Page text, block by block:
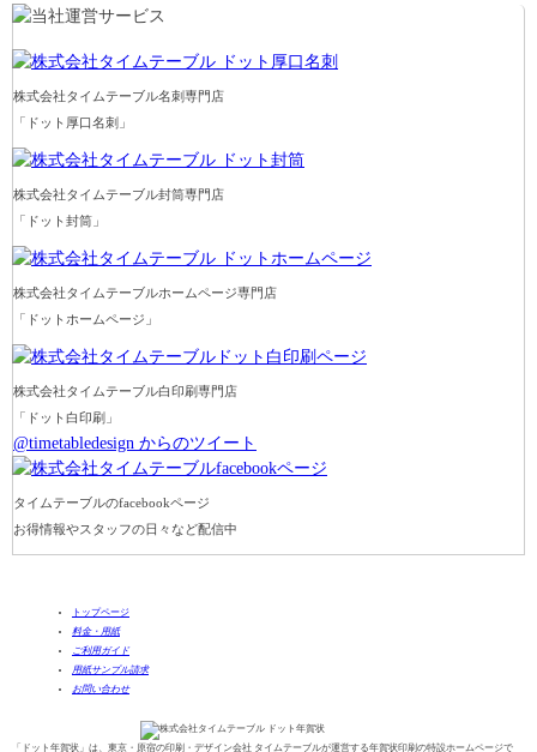
株式会社タイムテーブル名刺専門店
「ドット厚口名刺」
株式会社タイムテーブル封筒専門店
「ドット封筒」
株式会社タイムテーブルホームページ専門店
「ドットホームページ」
株式会社タイムテーブル白印刷専門店
「ドット白印刷」
@timetabledesign からのツイート
タイムテーブルのfacebookページ
お得情報やスタッフの日々など配信中
「ドット年賀状」は、東京・原宿の印刷・デザイン会社 タイムテーブルが運営する年賀状印刷の特設ホームページで
トップページ
料金・用紙
ご利用ガイド
用紙サンプル請求
お問い合わせ